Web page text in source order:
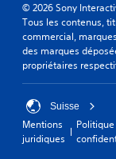
© 2026 Sony
Tous les contenus,
commercial,
des marques
propriétaires
Suisse
Mentions
juridiques